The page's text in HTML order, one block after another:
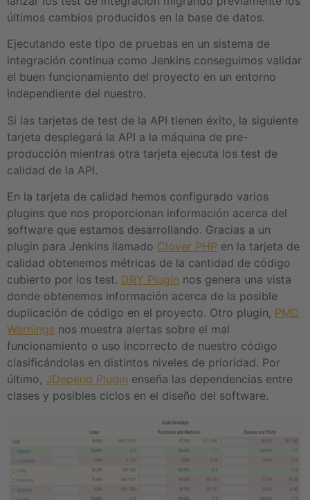
últimos cambios producidos en la base de datos.
Ejecutando este tipo de pruebas en un sistema de
integración continua como Jenkins conseguimos validar
el buen funcionamiento del proyecto en un entorno
independiente del nuestro.
Si las tarjetas de test de la API tienen éxito, la siguiente
tarjeta desplegará la API a la máquina de pre-
producción mientras otra tarjeta ejecuta los test de
calidad de la API.
En la tarjeta de calidad hemos configurado varios
plugins que nos proporcionan información acerca del
software que estamos desarrollando. Gracias a un
plugin para Jenkins llamado Clover PHP en la tarjeta de
calidad obtenemos métricas de la cantidad de código
cubierto por los test. DRY Plugin nos genera una vista
donde obtenemos información acerca de la posible
duplicación de código en el proyecto. Otro plugin, PMD
Warnings nos muestra alertas sobre el mal
funcionamiento o uso incorrecto de nuestro código
clasificándolas en distintos niveles de prioridad. Por
último, JDepend Plugin enseña las dependencias entre
clases y posibles ciclos en el diseño del software.